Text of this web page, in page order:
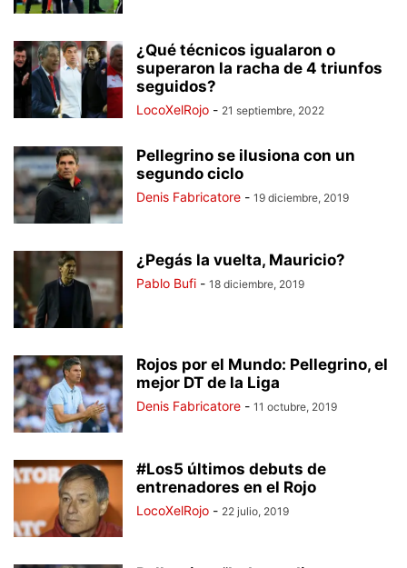
¿Qué técnicos igualaron o
superaron la racha de 4 triunfos
seguidos?
LocoXelRojo - 21 septiembre, 2022
Pellegrino se ilusiona con un
segundo ciclo
Denis Fabricatore - 19 diciembre, 2019
¿Pegás la vuelta, Mauricio?
Pablo Bufi - 18 diciembre, 2019
Rojos por el Mundo: Pellegrino, el
mejor DT de la Liga
Denis Fabricatore - 11 octubre, 2019
#Los5 últimos debuts de
entrenadores en el Rojo
LocoXelRojo - 22 julio, 2019